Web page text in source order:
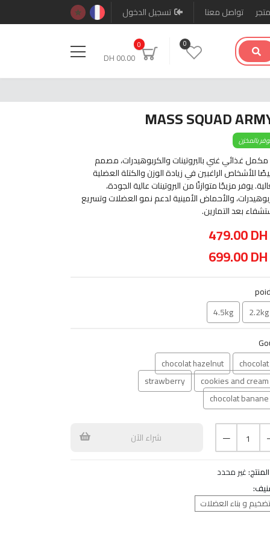
تواصل معنا تسجيل الدخول
0
00.00 DH
0
MASS SQUAD
بالمخزن
غذائي غني بالبروتينات والكربوهيدرات، مصمم
للأشخاص الراغبين في زيادة الوزن والكتلة العضلية
يوفر مزيجًا متوازنًا من البروتينات عالية الجودة،
والأحماض الأمينية لدعم نمو العضلات وتسريع
بعد التمارين.
479.00DH
699.00DH
2.2kg
4.5kg
chocolat
chocolat hazelnut
cookies and cream
strawberry
chocolat banane
1 شراء الآن
غير محدد
و بناء العضلات